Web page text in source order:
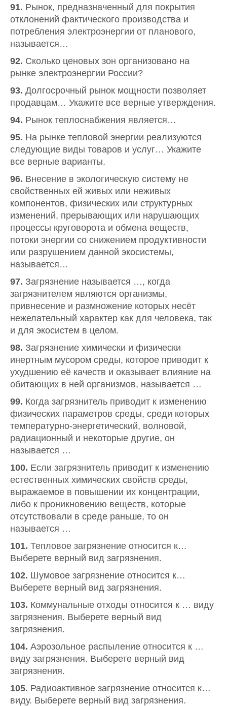
91. Рынок, предназначенный для покрытия
отклонений фактического производства и
потребления электроэнергии от планового,
называется…
92. Сколько ценовых зон организовано на
рынке электроэнергии России?
93. Долгосрочный рынок мощности позволяет
продавцам… Укажите все верные утверждения.
94. Рынок теплоснабжения является…
95. На рынке тепловой энергии реализуются
следующие виды товаров и услуг… Укажите
все верные варианты.
96. Внесение в экологическую систему не
свойственных ей живых или неживых
компонентов, физических или структурных
изменений, прерывающих или нарушающих
процессы круговорота и обмена веществ,
потоки энергии со снижением продуктивности
или разрушением данной экосистемы,
называется…
97. Загрязнение называется …, когда
загрязнителем являются организмы,
привнесение и размножение которых несёт
нежелательный характер как для человека, так
и для экосистем в целом.
98. Загрязнение химически и физически
инертным мусором среды, которое приводит к
ухудшению её качеств и оказывает влияние на
обитающих в ней организмов, называется …
99. Когда загрязнитель приводит к изменению
физических параметров среды, среди которых
температурно-энергетический, волновой,
радиационный и некоторые другие, он
называется …
100. Если загрязнитель приводит к изменению
естественных химических свойств среды,
выражаемое в повышении их концентрации,
либо к проникновению веществ, которые
отсутствовали в среде раньше, то он
называется …
101. Тепловое загрязнение относится к…
Выберете верный вид загрязнения.
102. Шумовое загрязнение относится к…
Выберете верный вид загрязнения.
103. Коммунальные отходы относится к … виду
загрязнения. Выберете верный вид
загрязнения.
104. Аэрозольное распыление относится к …
виду загрязнения. Выберете верный вид
загрязнения.
105. Радиоактивное загрязнение относится к…
виду. Выберете верный вид загрязнения.